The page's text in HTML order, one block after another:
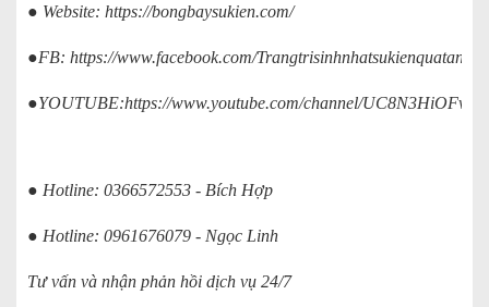
● Website: https://bongbaysukien.com/
●FB: https://www.facebook.com/
●YOUTUBE:https://www.youtube.com/channel/
● Hotline: 0366572553 - Bích Hợp
● Hotline: 0961676079 - Ngọc Linh
Tư vấn và nhận phản hồi dịch vụ 24/7